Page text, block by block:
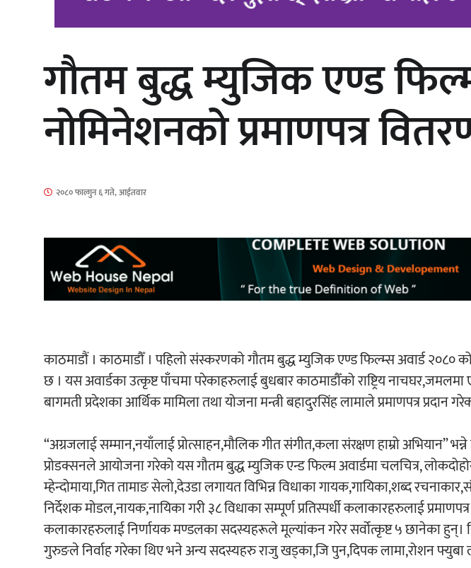
चलचित्र ‘माया भनेकै यस्तो होला’को शीर्ष
गीत सार्वजनिक
साथ
सिरानचोक गाउँपालिका पूर्व अध्यक्ष
गौतम बुद्ध म्युजिक एण्ड
नोमिनेशनको प्रमाणपत्र
२०८० फाल्गुन ६ गते, आईतवार
काठमाडौं । काठमाडौँ । पहिलो संस्करणको गौतम बुद्ध म्युजिक एण्ड फिल्म्स अवार्ड २०८०
छ । यस अवार्डका उत्कृष्ट पाँचमा परेकाहरुलाई बुधबार काठमाडौँको राष्ट्रिय नाचघर,जमलमा
बागमती प्रदेशका आर्थिक मामिला तथा योजना मन्त्री बहादुरसिंह लामाले प्रमाणपत्र प्रदान
“अग्रजलाई सम्मान,नयाँलाई प्रोत्साहन,मौलिक गीत संगीत,कला संरक्षण हाम्रो अभियान”
प्रोडक्सनले आयोजना गरेको यस गौतम बुद्ध म्युजिक एन्ड फिल्म अवार्डमा चलचित्र,
म्हेन्दोमाया,गित तामाङ सेलो,देउडा लगायत विभिन्न विधाका गायक,गायिका,शब्द
निर्देशक मोडल,नायक,नायिका गरी ३८ विधाका सम्पूर्ण प्रतिस्पर्धी कलाकारहरुलाई प्रमाणपत्र
कलाकारहरुलाई निर्णायक मण्डलका सदस्यहरूले मूल्यांकन गरेर सर्वोत्कृष्ट ५ छानेका हुन्।
गुरुङले निर्वाह गरेका थिए भने अन्य सदस्यहरु राजु खड्का,जि पुन,दिपक लामा,रोशन फ्युबा